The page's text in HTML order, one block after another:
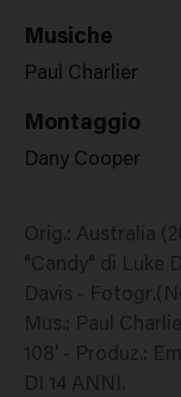
Musiche
Paul Charlier
Montaggio
Dany Cooper
Orig.: Australia
"Candy" di Luke
Davis -
Mus.: Paul
108' - Produz.:
DI 14 ANNI.